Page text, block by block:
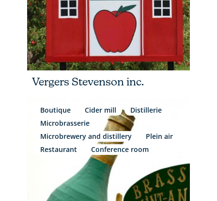
Vergers Stevenson inc.
Boutique Cider mill
Distillerie
Microbrasserie
Microbrewery and distillery
Plein air
Restaurant
Conference room